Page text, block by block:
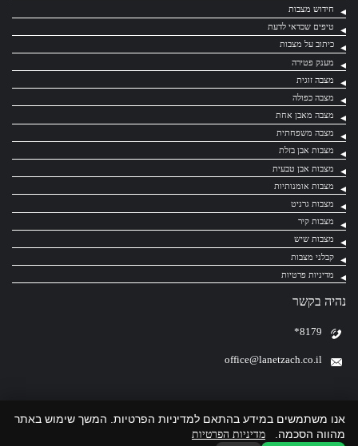
חידוש מצבות
טיפים שכדאי לדעת
כיתוב על מצבות
מענק פטירה
מצבה זוגית
מצבה כפולה
מצבה מאבן אחת
מצבה משפחתית
מצבות אבן בזלת
מצבות אבן טבעית
מצבות אומנותיות
מצבות גרניט
מצבות קיר
מצבות שיש
קבלני מצבות
מדיניות פרטיות
נהיה בקשר
*8179
office@lanetzach.co.il
אנו משתמשים במידע בהתאם למדיניות הפרטיות. המשך שימוש באתר
מהווה הסכמה. מדיניות הפרטיות